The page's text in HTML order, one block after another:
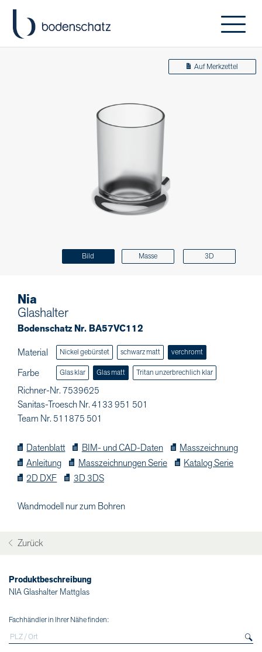
Bild Masse 3D
Auf Merkzettel
Nia
Glashalter
Bodenschatz Nr. BA57VC112
Material
Nickel gebürstet schwarz matt verchromt
Farbe Glas klar Glas matt Tritan unzerbrechlich klar
Richner-Nr. 7539625
Sanitas-Troesch Nr. 4133 951 501
Team Nr. 511875 501
Datenblatt BIM- und CAD-Daten
Masszeichnung
Anleitung
Masszeichnungen Serie
Katalog Serie
2D DXF
3D 3DS
Wandmodell nur zum Bohren
Zurück
Produktbeschreibung
NIA Glashalter Mattglas
Fachhändler in Ihrer Nähe finden: